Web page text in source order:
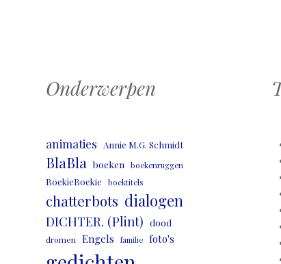
Onderwerpen
animaties Annie M.G. Schmidt
BlaBla boeken boekenruggen
BoekieBoekie boektitels
chatterbots dialogen
DICHTER. (Plint) dood
dromen Engels familie foto's